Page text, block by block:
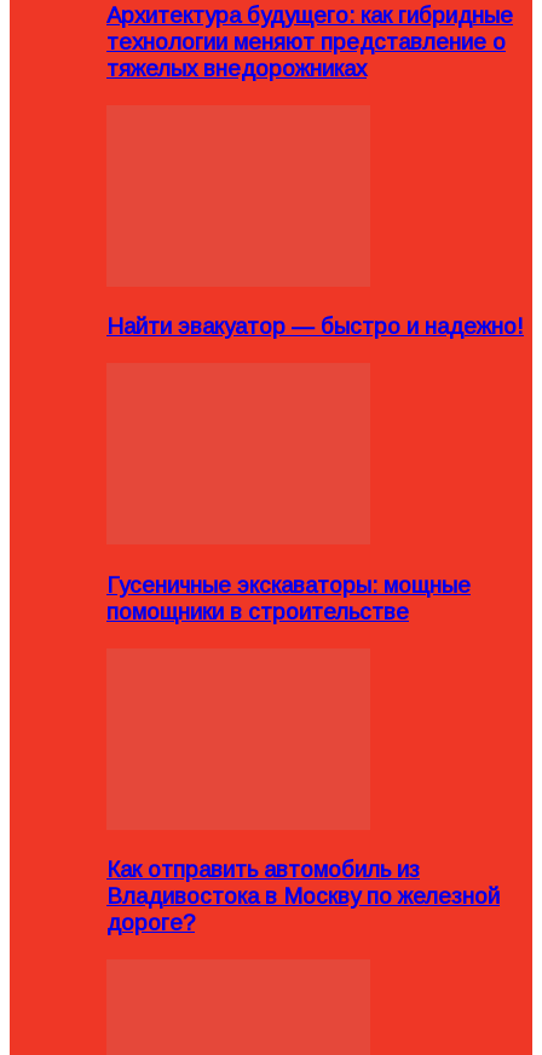
Архитектура будущего: как гибридные
технологии меняют представление о
тяжелых внедорожниках
Найти эвакуатор — быстро и надежно!
Гусеничные экскаваторы: мощные
помощники в строительстве
Как отправить автомобиль из
Владивостока в Москву по железной
дороге?